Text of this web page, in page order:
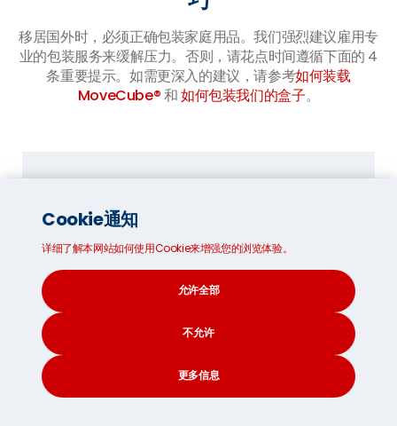
移居国外时，必须正确包装家庭用品。我们强烈建议雇用专
业的包装服务来缓解压力。否则，请花点时间遵循下面的 4
条重要提示。如需更深入的建议，请参考如何装载
MoveCube®和如何包装我们的盒子。
彻底整理:
单。例如，在毛里求斯你需要厚厚的冬季外
套和围巾吗? 请记住，运送的物品越少，价
你可以通过eBay和Facebook
Cookie通知
详细了解本网站如何使用Cookie来增强您的浏览体验。
允许全部
不允许
更多信息